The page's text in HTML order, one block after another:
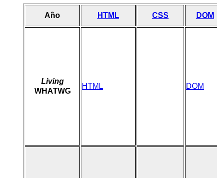
Año HTML CSS DOM
Living
WHATWG
HTML DOM